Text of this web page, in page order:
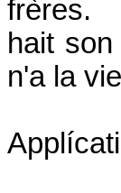
frères.
hait
n'a la